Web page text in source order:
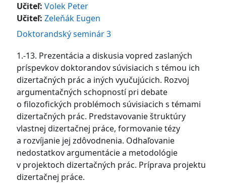
Učiteľ: Volek Peter
Učiteľ: Zeleňák Eugen
Doktorandský seminár 3
1.-13. Prezentácia a diskusia vopred zaslaných
príspevkov doktorandov súvisiacich s témou ich
dizertačných prác a iných vyučujúcich. Rozvoj
argumentačných schopností pri debate
o filozofických problémoch súvisiacich s témami
dizertačných prác. Predstavovanie štruktúry
vlastnej dizertačnej práce, formovanie tézy
a rozvíjanie jej zdôvodnenia. Odhaľovanie
nedostatkov argumentácie a metodológie
v projektoch dizertačných prác. Príprava projektu
dizertačnej práce.